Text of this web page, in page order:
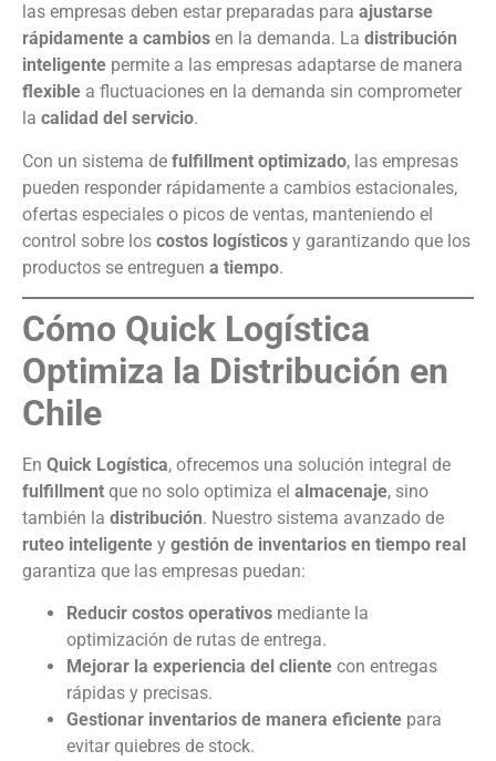
las empresas deben estar preparadas para ajustarse
rápidamente a cambios en la demanda. La distribución
inteligente permite a las empresas adaptarse de manera
flexible a fluctuaciones en la demanda sin comprometer
la calidad del servicio.
Con un sistema de fulfillment optimizado, las empresas
pueden responder rápidamente a cambios estacionales,
ofertas especiales o picos de ventas, manteniendo el
control sobre los costos logísticos y garantizando que los
productos se entreguen a tiempo.
Cómo Quick Logística
Optimiza la Distribución en
Chile
En Quick Logística, ofrecemos una solución integral de
fulfillment que no solo optimiza el almacenaje, sino
también la distribución. Nuestro sistema avanzado de
ruteo inteligente y gestión de inventarios en tiempo real
garantiza que las empresas puedan:
Reducir costos operativos mediante la
optimización de rutas de entrega.
Mejorar la experiencia del cliente con entregas
rápidas y precisas.
Gestionar inventarios de manera eficiente para
evitar quiebres de stock.